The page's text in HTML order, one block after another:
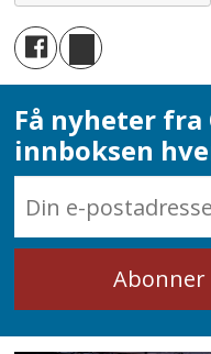
Få nyheter
innboksen